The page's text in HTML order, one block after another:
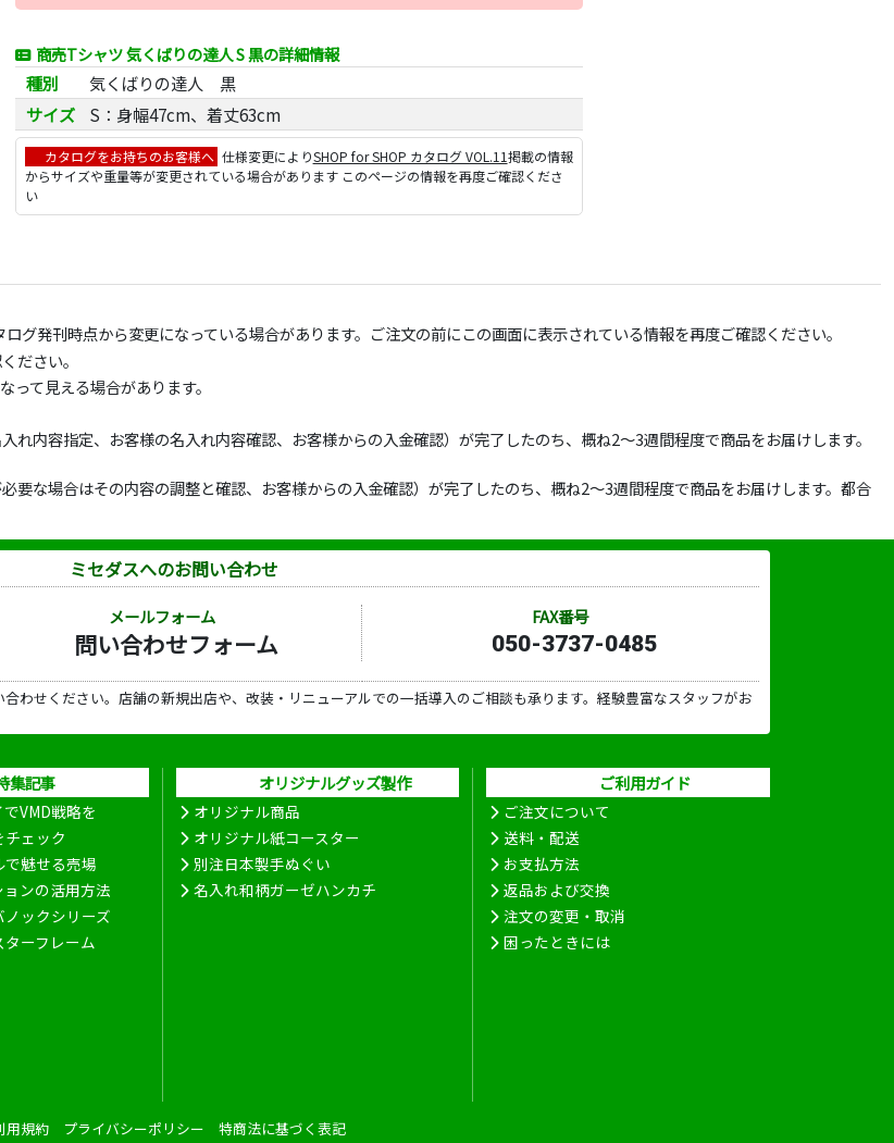
商売Tシャツ 気くばりの達人 S 黒の詳細情報
種別
気くばりの達人 黒
サイズ
S：身幅47cm、着丈63cm
カタログをお持ちのお客様へ 仕様変更によりSHOP for SHOP カタログ VOL.11掲載の情報
からサイズや重量等が変更されている場合があります このページの情報を再度ご確認くださ
い
発刊時点から変更になっている場合があります。ご注文の前にこの画面に表示されている情報を再度ご確認ください。
ださい。
て見える場合があります。
内容指定、お客様の名入れ内容確認、お客様からの入金確認）が完了したのち、概ね2～3週間程度で商品をお届けします。
要な場合はその内容の調整と確認、お客様からの入金確認）が完了したのち、概ね2～3週間程度で商品をお届けします。都合
ミセダスへのお問い合わせ
メールフォーム
問い合わせフォーム
FAX番号
050-3737-0485
わせください。店舗の新規出店や、改装・リニューアルでの一括導入のご相談も承ります。経験豊富なスタッフがお
集記事
VMD戦略を
ェック
で魅せる売場
ンの活用方法
ックシリーズ
ーフレーム
オリジナルグッズ製作
オリジナル商品
オリジナル紙コースター
別注日本製手ぬぐい
名入れ和柄ガーゼハンカチ
ご利用ガイド
ご注文について
送料・配送
お支払方法
返品および交換
注文の変更・取消
困ったときには
用規約 プライバシーポリシー 特商法に基づく表記